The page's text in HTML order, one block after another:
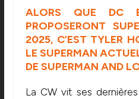
ALORS QUE DC
PROPOSERONT
2025, C’EST TYLER
LE SUPERMAN
DE SUPERMAN AND
La CW vit ses